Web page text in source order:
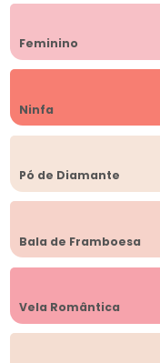
Feminino
Ninfa
Pó de Diamante
Bala de Framboesa
Vela Romântica